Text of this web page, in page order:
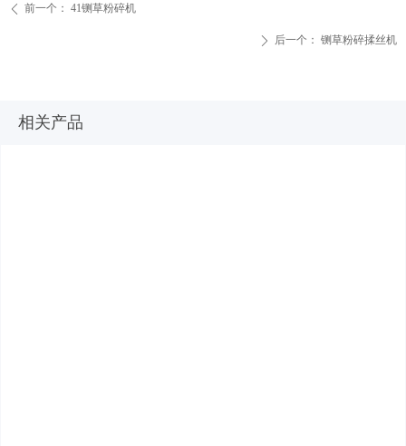
相关产品
ꄴ 前一个： 41铡草粉碎机
ꄲ 后一个： 铡草粉碎揉丝机